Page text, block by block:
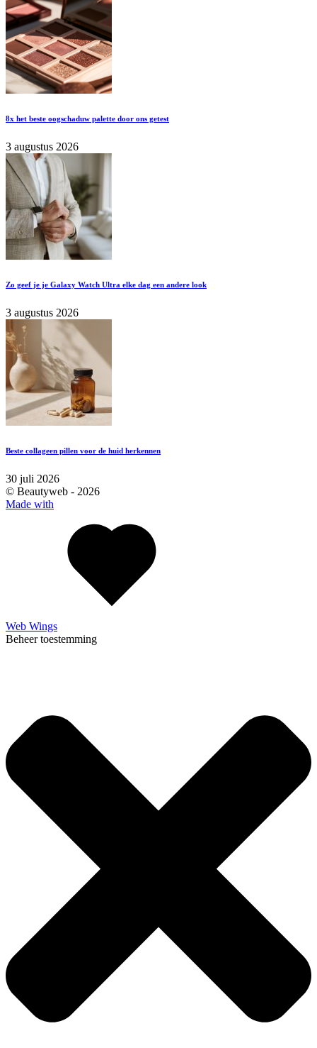
8x het beste oogschaduw palette door ons getest
3 augustus 2026
Zo geef je je Galaxy Watch Ultra elke dag een andere look
3 augustus 2026
Beste collageen pillen voor de huid herkennen
30 juli 2026
© Beautyweb - 2026
Made with
Web Wings
Beheer toestemming